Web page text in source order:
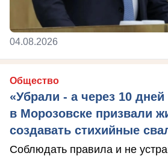
04.08.2026
Общество
«Убрали - а через 10
в Морозовске призвали
создавать стихийные
Соблюдать правила и не